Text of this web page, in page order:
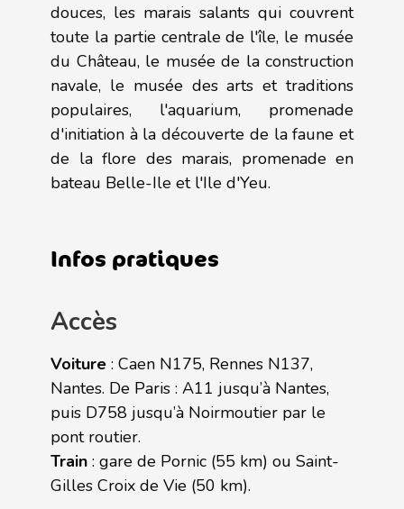
douces, les marais salants qui couvrent
toute la partie centrale de l'île, le musée
du Château, le musée de la construction
navale, le musée des arts et traditions
populaires, l'aquarium, promenade
d'initiation à la découverte de la faune et
de la flore des marais, promenade en
bateau Belle-Ile et l'Ile d'Yeu.
Infos pratiques
Accès
Voiture : Caen N175, Rennes N137,
Nantes. De Paris : A11 jusqu’à Nantes,
puis D758 jusqu’à Noirmoutier par le
pont routier.
Train : gare de Pornic (55 km) ou Saint-
Gilles Croix de Vie (50 km).